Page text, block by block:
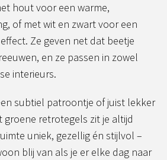
hout voor een warme,
of met wit en zwart voor een
Ze geven net dat beetje
en ze passen in zowel
interieurs.
subtiel patroontje of juist lekker
retrotegels zit je altijd
uniek, gezellig én stijlvol –
blij van als je er elke dag naar